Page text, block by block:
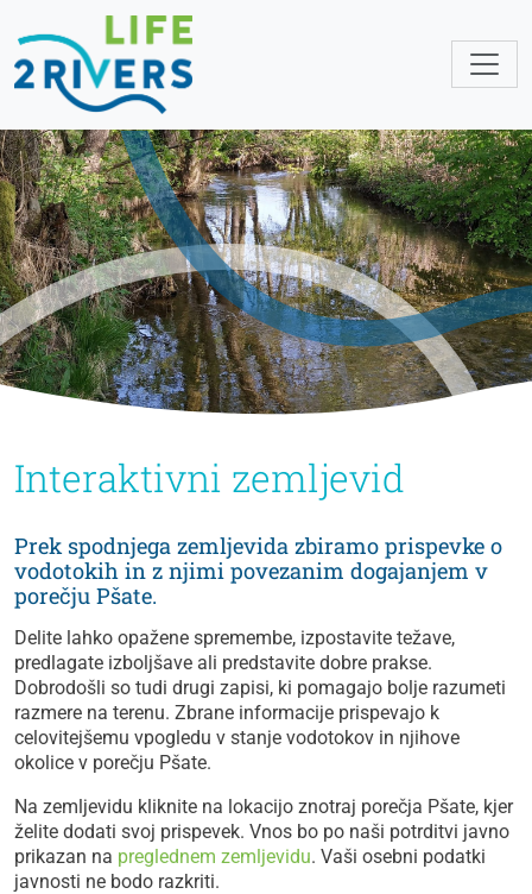
Interaktivni zemljevid
Prek spodnjega zemljevida zbiramo prispevke o
vodotokih in z njimi povezanim dogajanjem v
porečju Pšate.
Delite lahko opažene spremembe, izpostavite težave,
predlagate izboljšave ali predstavite dobre prakse.
Dobrodošli so tudi drugi zapisi, ki pomagajo bolje razumeti
razmere na terenu. Zbrane informacije prispevajo k
celovitejšemu vpogledu v stanje vodotokov in njihove
okolice v porečju Pšate.
Na zemljevidu kliknite na lokacijo znotraj porečja Pšate, kjer
želite dodati svoj prispevek. Vnos bo po naši potrditvi javno
prikazan na preglednem zemljevidu. Vaši osebni podatki
javnosti ne bodo razkriti.